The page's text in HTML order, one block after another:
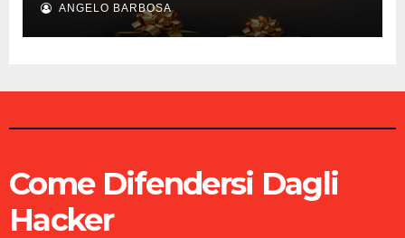
ANGELO BARBOSA
Come Difendersi Dagli
Hacker